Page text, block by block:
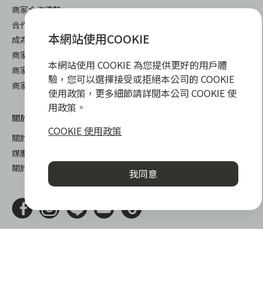
商家合作優勢
合作方案及加值服務
成為 zingala 合作商家
商家成長學堂
商家常見問與答
商家後台登入
關於我們
關於 zingala 銀角零卡
媒體報導
關於中租
本網站使用COOKIE
本網站使用 COOKIE 為您提供更好的用戶體
驗，您可以選擇接受或拒絕本公司的 COOKIE
使用政策，更多細節請詳閱本公司 COOKIE 使
用政策。
COOKIE 使用政策
我同意